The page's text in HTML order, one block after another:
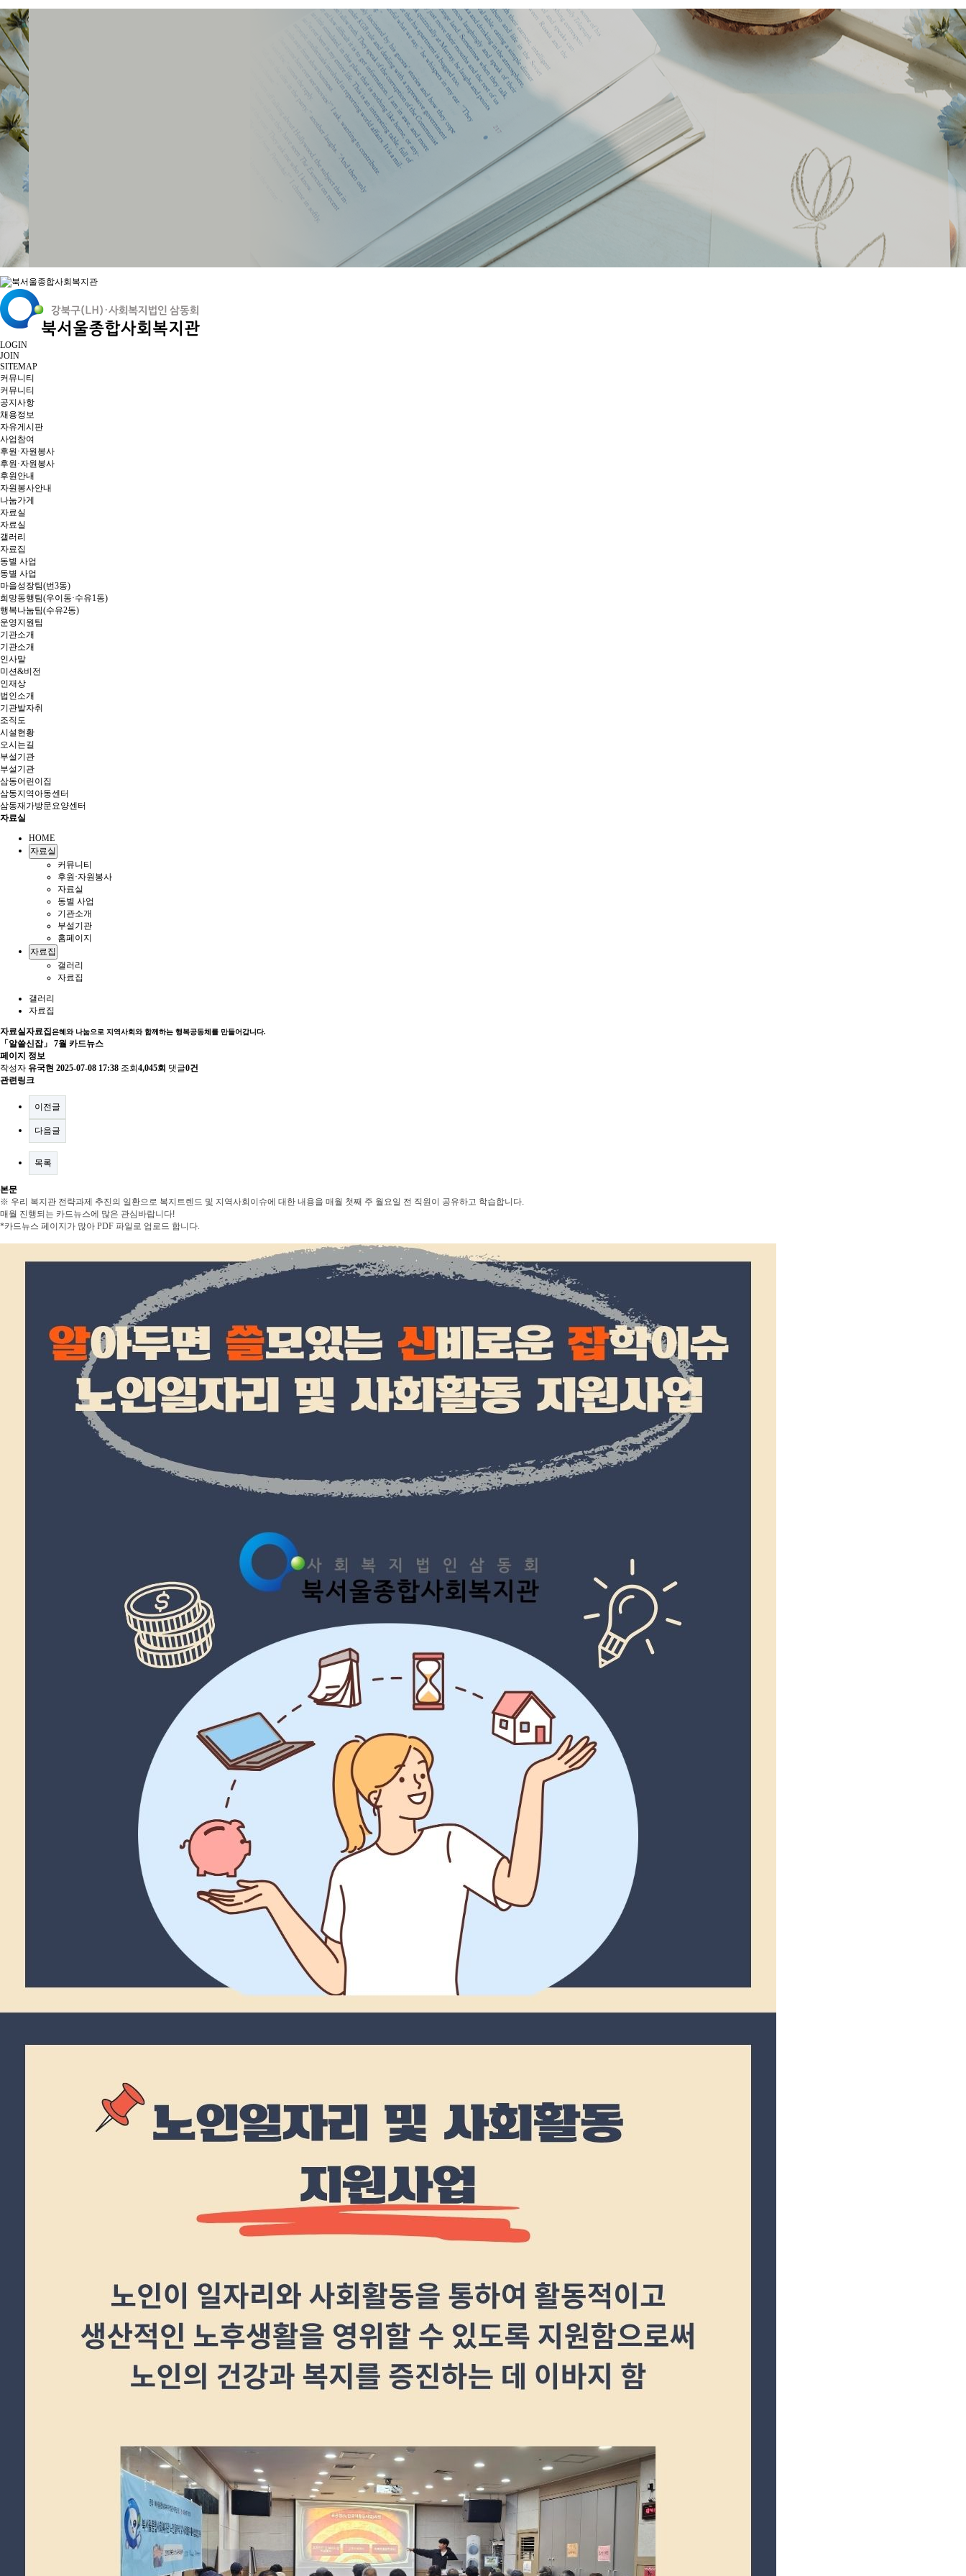
LOGIN
JOIN
SITEMAP
커뮤니티
커뮤니티
공지사항
채용정보
자유게시판
사업참여
후원·자원봉사
후원·자원봉사
후원안내
자원봉사안내
나눔가게
자료실
자료실
갤러리
자료집
동별 사업
동별 사업
마을성장팀(번3동)
희망동행팀(우이동·수유1동)
행복나눔팀(수유2동)
운영지원팀
기관소개
기관소개
인사말
미션&비전
인재상
법인소개
기관발자취
조직도
시설현황
오시는길
부설기관
부설기관
삼동어린이집
삼동지역아동센터
삼동재가방문요양센터
자료실
HOME
자료실
커뮤니티
후원·자원봉사
자료실
동별 사업
기관소개
부설기관
홈페이지
자료집
갤러리
자료집
갤러리
자료집
자료실자료집은혜와 나눔으로 지역사회와 함께하는 행복공동체를 만들어갑니다.
「알쓸신잡」 7월 카드뉴스
페이지 정보
작성자 유국현 2025-07-08 17:38 조회 4,045회 댓글0건
관련링크
이전글
다음글
목록
본문
※ 우리 복지관 전략과제 추진의 일환으로 복지트렌드 및 지역사회이슈에 대한 내용을 매월 첫째 주 월요일 전 직원이 공유하고 학습합니다.
매월 진행되는 카드뉴스에 많은 관심바랍니다!
*카드뉴스 페이지가 많아 PDF 파일로 업로드 합니다.